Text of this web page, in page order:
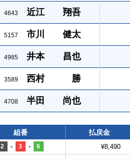
4643 近江 翔吾
5157 市川 健太
4985 井本 昌也
3589 西村 勝
4708 半田 尚也
組番 払戻金
2 - 3 - 6 ¥8,490